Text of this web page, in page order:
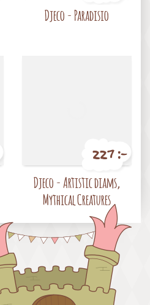
Djeco - Paradisio
227 :-
Djeco - Artistic diams,
Mythical Creatures